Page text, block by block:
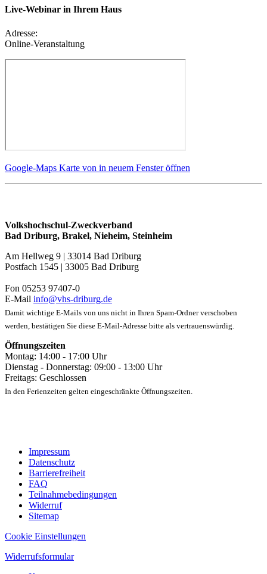
Live-Webinar in Ihrem Haus
Adresse:
Online-Veranstaltung
Google-Maps Karte von in neuem Fenster öffnen
Volkshochschul-Zweckverband
Bad Driburg, Brakel, Nieheim, Steinheim
Am Hellweg 9 | 33014 Bad Driburg
Postfach 1545 | 33005 Bad Driburg
Fon 05253 97407-0
E-Mail info@vhs-driburg.de
Damit wichtige E-Mails von uns nicht in Ihren Spam-Ordner verschoben
werden, bestätigen Sie diese E-Mail-Adresse bitte als vertrauenswürdig.
Öffnungszeiten
Montag: 14:00 - 17:00 Uhr
Dienstag - Donnerstag: 09:00 - 13:00 Uhr
Freitags: Geschlossen
In den Ferienzeiten gelten eingeschränkte Öffnungszeiten.
Impressum
Datenschutz
Barrierefreiheit
FAQ
Teilnahmebedingungen
Widerruf
Sitemap
Cookie Einstellungen
Widerrufsformular